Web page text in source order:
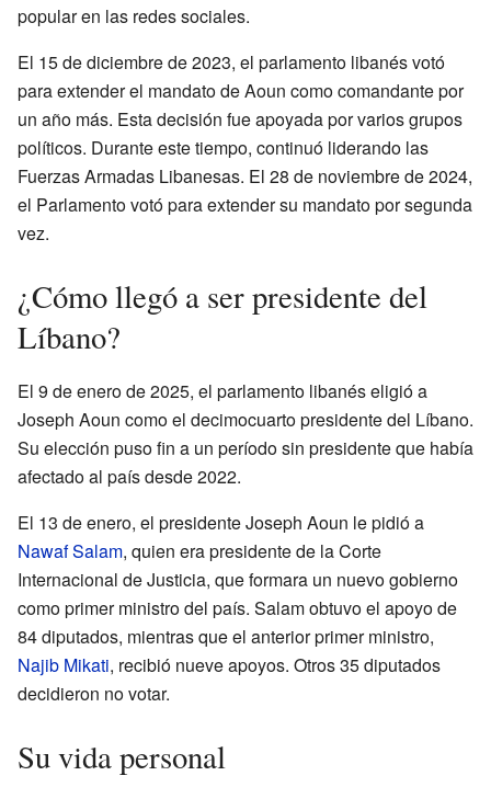
popular en las redes sociales.
El 15 de diciembre de 2023, el parlamento libanés votó
para extender el mandato de Aoun como comandante por
un año más. Esta decisión fue apoyada por varios grupos
políticos. Durante este tiempo, continuó liderando las
Fuerzas Armadas Libanesas. El 28 de noviembre de 2024,
el Parlamento votó para extender su mandato por segunda
vez.
¿Cómo llegó a ser presidente del
Líbano?
El 9 de enero de 2025, el parlamento libanés eligió a
Joseph Aoun como el decimocuarto presidente del Líbano.
Su elección puso fin a un período sin presidente que había
afectado al país desde 2022.
El 13 de enero, el presidente Joseph Aoun le pidió a
Nawaf Salam, quien era presidente de la Corte
Internacional de Justicia, que formara un nuevo gobierno
como primer ministro del país. Salam obtuvo el apoyo de
84 diputados, mientras que el anterior primer ministro,
Najib Mikati, recibió nueve apoyos. Otros 35 diputados
decidieron no votar.
Su vida personal